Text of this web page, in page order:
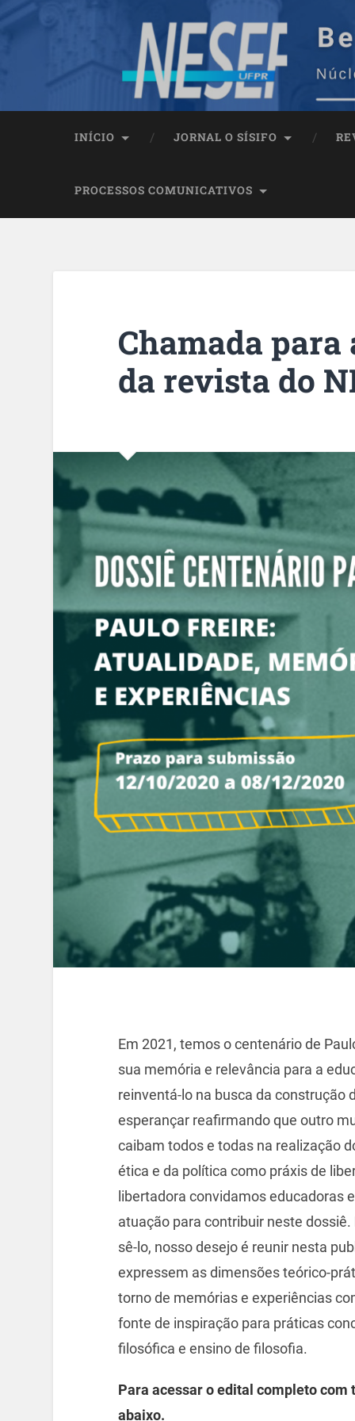
INÍCIO JORNAL O SÍSIFO
PROCESSOS COMUNICATIVOS
Chamada
da revista do
Em 2021, temos o centenário de
sua memória e relevância para a
reinventá-lo na busca da construção
esperançar reafirmando que outro
caibam todos e todas na realização
ética e da política como práxis de
libertadora convidamos educadoras
atuação para contribuir neste
sê-lo, nosso desejo é reunir nesta
expressem as dimensões teórico-
torno de memórias e experiências
fonte de inspiração para práticas
filosófica e ensino de filosofia.
Para acessar o edital completo
abaixo.